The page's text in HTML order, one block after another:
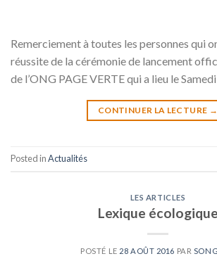
Remerciement à toutes les personnes qui
réussite de la cérémonie de lancement
de l’ONG PAGE VERTE qui a lieu le
CONTINUER LA LECTURE →
Posted inActualités
LES ARTICLES
Lexique écologique
POSTÉ LE 28 AOÛT 2016 PAR